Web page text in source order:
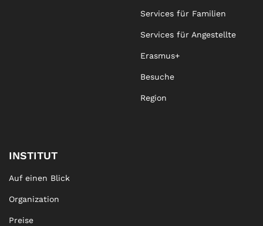
Services für Familien
Services für Angestellte
Erasmus+
Besuche
Region
INSTITUT
Auf einen Blick
Organization
Preise